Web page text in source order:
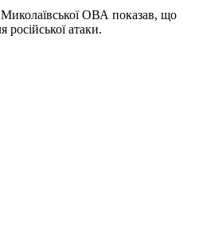
ОВА показав, що
російської атаки.